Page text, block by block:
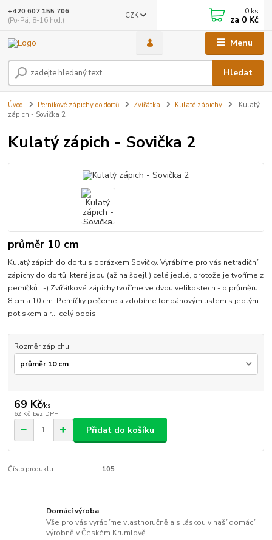
Menu
CZK
Hledat
+420 607 155 706
(Po-Pá, 8-16 hod.)
0 ks
za 0 Kč
Úvod Perníkové zápichy do dortů Zvířátka Kulaté zápichy
Kulatý
zápich - Sovička 2
Kulatý zápich - Sovička 2
průměr 10 cm
Kulatý zápich do dortu s obrázkem Sovičky. Vyrábíme pro vás netradiční
zápichy do dortů, které jsou (až na špejli) celé jedlé, protože je tvoříme z
perníčků. :-) Zvířátkové zápichy tvoříme ve dvou velikostech - o průměru
8 cm a 10 cm. Perníčky pečeme a zdobíme fondánovým listem s jedlým
potiskem a r... celý popis
Rozměr zápichu
69 Kč/ks
62 Kč bez DPH
Přidat do košíku
Číslo produktu: 105
Domácí výroba
Vše pro vás vyrábíme vlastnoručně a s láskou v naší domácí
výrobně v Českém Krumlově.